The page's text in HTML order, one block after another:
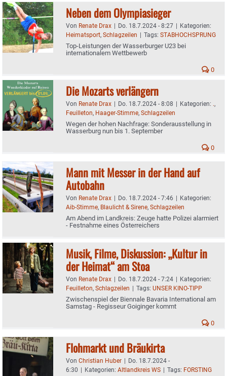
Neben dem Olympiasieger
Von Renate Drax | Do. 18.7.2024 - 8:27 | Kategorien:
Heimatsport, Schlagzeilen | Tags: STABHOCHSPRUNG
Top-Leistungen der Wasserburger U23 bei
internationalem Wettbewerb
0
Die Mozarts verlängern
Von Renate Drax | Do. 18.7.2024 - 8:08 | Kategorien: .,
Feuilleton, Haager-Stimme, Schlagzeilen
Wegen der hohen Nachfrage: Sonderausstellung in
Wasserburg nun bis 1. September
0
Mann mit Messer in der Hand auf
Autobahn
Von Renate Drax | Do. 18.7.2024 - 7:46 | Kategorien:
Aib-Stimme, Blaulicht & Sirene, Schlagzeilen
Am Abend im Landkreis: Zeuge hatte Polizei alarmiert
- Festnahme eines Österreichers
Musik, Filme, Diskussion: „Kultur in
der Heimat“ am Stoa
Von Renate Drax | Do. 18.7.2024 - 7:24 | Kategorien:
Feuilleton, Schlagzeilen | Tags: UNSER KINO-TIPP
Zwischenspiel der Biennale Bavaria International am
Samstag - Regisseur Goiginger kommt
0
Flohmarkt und Bräukirta
Von Christian Huber | Do. 18.7.2024 -
6:30 | Kategorien: Altlandkreis WS | Tags: FORSTING